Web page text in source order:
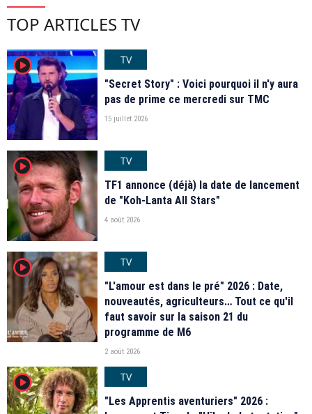
TOP ARTICLES TV
player2
TV
"Secret Story" : Voici pourquoi il n'y aura
pas de prime ce mercredi sur TMC
15 juillet 2026
player2
TV
TF1 annonce (déjà) la date de lancement
de "Koh-Lanta All Stars"
4 août 2026
player2
TV
"L'amour est dans le pré" 2026 : Date,
nouveautés, agriculteurs… Tout ce qu'il
faut savoir sur la saison 21 du
programme de M6
2 août 2026
player2
TV
"Les Apprentis aventuriers" 2026 :